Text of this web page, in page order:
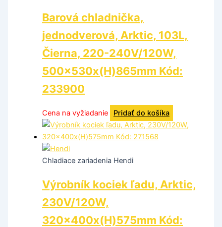
Barová chladnička,
jednodverová, Arktic, 103L,
Čierna, 220-240V/120W,
500x530x(H)865mm Kód:
233900
Cena na vyžiadanie Pridať do košíka
Chladiace zariadenia Hendi
Výrobník kociek ľadu, Arktic,
230V/120W,
320x400x(H)575mm Kód: